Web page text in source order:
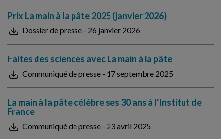
Prix La main à la pâte 2025 (janvier 2026)
Dossier de presse - 26 janvier 2026
Faites des sciences avec La main à la pâte
Communiqué de presse - 17 septembre 2025
La main à la pâte célèbre ses 30 ans à l'Institut de
France
Communiqué de presse - 23 avril 2025